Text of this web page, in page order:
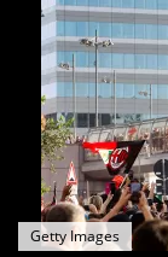
Getty Images